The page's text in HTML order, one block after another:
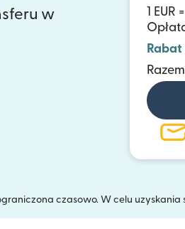
w
1 EUR
Rabat
Razem
czasowo. W celu uzyskania